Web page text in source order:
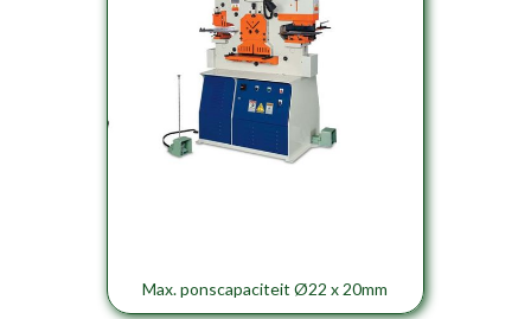
Max. ponscapaciteit Ø22 x 20mm